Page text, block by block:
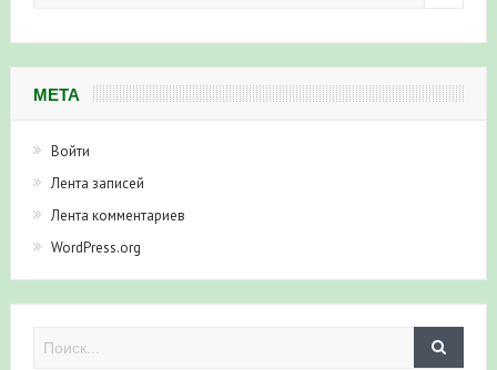
МЕТА
Войти
Лента записей
Лента комментариев
WordPress.org